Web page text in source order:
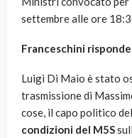
settembre alle ore
Franceschini
Luigi Di Maio è stato
trasmissione di
cose, il capo politico del
condizioni del M5S